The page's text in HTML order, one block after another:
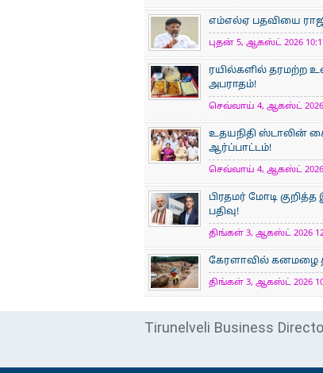
எம்எல்ஏ பதவியை
புதன் 5, ஆகஸ்ட் 2026
ரயில்களில் தரமற்ற
அபராதம்!
செவ்வாய் 4, ஆகஸ்ட் 2026
உதயநிதி ஸ்டாலின்
ஆர்ப்பாட்டம்!
செவ்வாய் 4, ஆகஸ்ட் 2026
பிரதமர் மோடி
பதிவு!
திங்கள் 3, ஆகஸ்ட் 2026
கேரளாவில் கனமழை
திங்கள் 3, ஆகஸ்ட் 2026
Tirunelveli Business